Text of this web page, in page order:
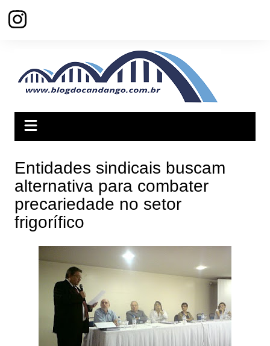
para
Entidades sindicais buscam
alternativa para combater
precariedade no setor
frigorífico